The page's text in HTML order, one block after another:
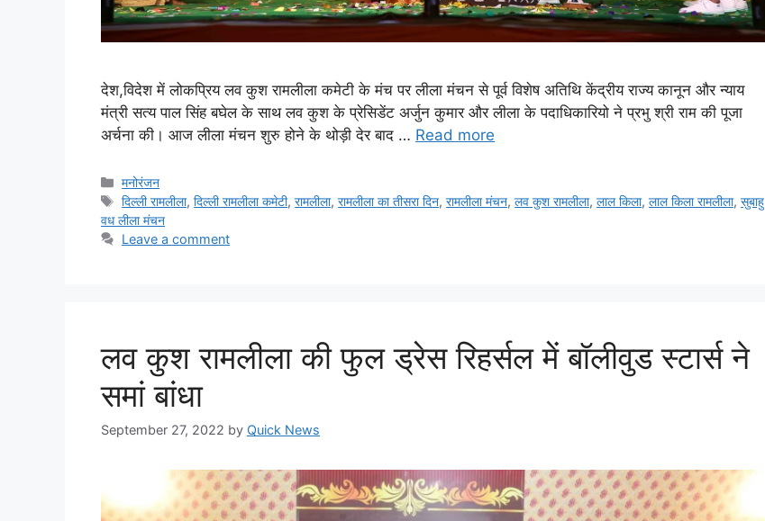
देश,विदेश में लोकप्रिय लव कुश रामलीला कमेटी के मंच पर लीला मंचन से पूर्व विशेष अतिथि केंद्रीय राज्य कानून और न्याय
मंत्री सत्य पाल सिंह बघेल के साथ लव कुश के प्रेसिडेंट अर्जुन कुमार और लीला के पदाधिकारियो ने प्रभु श्री राम की पूजा
अर्चना की। आज लीला मंचन शुरु होने के थोड़ी देर बाद … Read more
मनोरंजन
दिल्ली रामलीला,दिल्ली रामलीला कमेटी,रामलीला,रामलीला का तीसरा दिन,रामलीला मंचन,लव कुश रामलीला,लाल किला,लाल किला रामलीला,सुबाहु
वध लीला मंचन
Leave a comment
लव कुश रामलीला की फुल ड्रेस रिहर्सल में बॉलीवुड स्टार्स ने
समां बांधा
September 27, 2022 by Quick News